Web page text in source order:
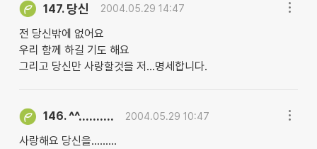
147. 당신 2004.05.29 14:47
전 당신밖에 없어요
우리 함께 하길 기도 해요
그리고 당신만 사랑할것을 저...명세합니다.
146.^^.......... 2004.05.29 10:47
사랑해요 당신을.........